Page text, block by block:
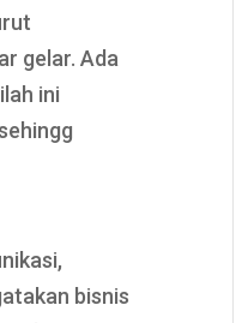
gelar. Ada
ini
bisnis